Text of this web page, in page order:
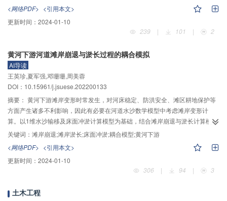
提出了一种基于深度学习的水面漂浮物目标智能检测跟踪方法。在单帧检测
中，删除5×5及以下低分辨率特征图，通过特征求和方式增强76×76高分辨率特
征图以提升单步多框目标检测（single shot multibox detector，SSD）在小尺
度漂浮物目标的检测精度；在多帧滤波中，基于时空相关性和运动信息构建自
性，根据漂浮物目标的空间位置变化幅度自适应删除偏离运动轨迹的漂浮物目
标检测结果，以降低漂浮物跟踪漂移；在信息融合阶段，通过特征对比融合检
测和滤波信息，实现检测信息和跟踪信息动态互补，并以不同检测跟踪场景数
据集进行训练与验证。结果表明：在简单水面场景下中心位置误差为8个像素点
时，该方法的检测跟踪精度达到100%，成功率面积为0.94，平均速度达到
17.27 fps，计算复杂度为7.18×109；在复杂水面场景下中心位置误差为10个像
素点时，该方法的跟踪精度和成功率面积分别为93.24%和0.81，平均速度和计
算复杂度分别为15.02 fps和8.76×10 ，在复杂环境下兼顾了检测跟踪精度和效
<网络PDF> <引用本文>
更新时间： 2024-01-10
239
| 101 | 2
黄河下游河道滩岸崩退与淤长过程的耦合模拟
AI导读
王英珍,夏军强,邓珊珊,周美蓉
DOI：10.15961/j.jsuese.202200133
摘要： 黄河下游滩岸变形时常发生，对河床稳定、防洪安全、滩区耕地保护等
方面产生诸多不利影响，因此有必要在河道水沙数学模型中考虑滩岸变形计
算。以1维水沙输移及床面冲淤计算模型为基础，结合滩岸崩退与淤长计算模
块，建立了能同时模拟河床纵向冲淤与滩岸横向变形的耦合模型。采用该模型
计算了黄河全下游（755 km长河道）的河床纵向与横向变形过程，选取2018年
及2020年作为率定及验证年份对该模型进行测试。计算结果表明：该模型可以
很好地模拟黄河下游滩岸崩退及淤长过程，黄河下游游荡段、过渡段、弯曲段
河段平滩宽度的计算误差在2018年分别为4、5、1 m， 2020年分别为12、
型河段的断面形态变化过程、滩岸崩退及淤长宽度的变化过程，以及大致准确
关键词： 滩岸崩退;滩岸淤长;床面冲淤;耦合模型;黄河下游
<网络PDF> <引用本文>
更新时间： 2024-01-10
306
| 94 | 3
土木工程